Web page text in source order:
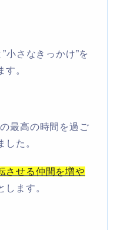
小さなきっかけ”を
。
最高の時間を過ご
た。
させる仲間を増や
します。